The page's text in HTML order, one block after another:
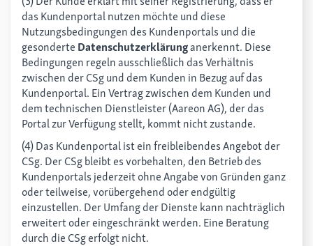
das Kundenportal nutzen möchte und diese
Nutzungsbedingungen des Kundenportals und die
gesonderte Datenschutzerklärunganerkennt. Diese
Bedingungen regeln ausschließlich das Verhältnis
zwischen der CSg und dem Kunden in Bezug auf das
Kundenportal. Ein Vertrag zwischen dem Kunden und
dem technischen Dienstleister (Aareon AG), der das
Portal zur Verfügung stellt, kommt nicht zustande.
(4) Das Kundenportal ist ein freibleibendes Angebot der
CSg. Der CSg bleibt es vorbehalten, den Betrieb des
Kundenportals jederzeit ohne Angabe von Gründen ganz
oder teilweise, vorübergehend oder endgültig
einzustellen. Der Umfang der Dienste kann nachträglich
erweitert oder eingeschränkt werden. Eine Beratung
durch die CSg erfolgt nicht.